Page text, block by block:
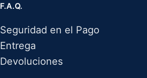
F.A.Q.
Seguridad en el Pago
Entrega
Devoluciones